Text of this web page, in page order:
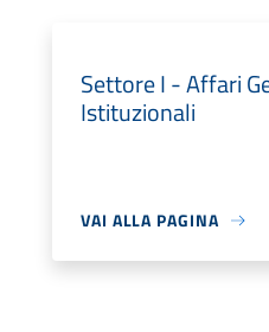
Settore I - Affari
Istituzionali
VAI ALLA PAGINA